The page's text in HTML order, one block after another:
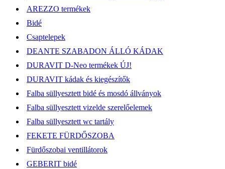
AREZZO termékek
Bidé
Csaptelepek
DEANTE SZABADON ÁLLÓ KÁDAK
DURAVIT D-Neo termékek ÚJ!
DURAVIT kádak és kiegészítők
Falba süllyesztett bidé és mosdó állványok
Falba süllyesztett vizelde szerelőelemek
Falba süllyesztett wc tartály
FEKETE FÜRDŐSZOBA
Fürdőszobai ventillátorok
GEBERIT bidé